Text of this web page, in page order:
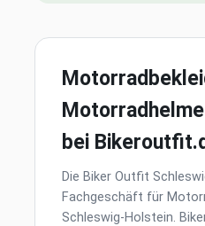
bei
Die Biker Outfit
Fachgeschäft für
Schleswig-Holstein.